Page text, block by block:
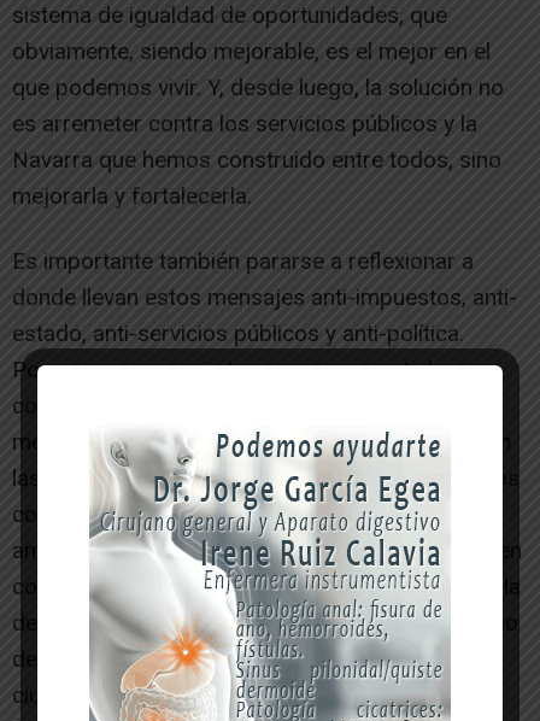
sistema de igualdad de oportunidades, que
obviamente, siendo mejorable, es el mejor en el
que podemos vivir. Y, desde luego, la solución no
es arremeter contra los servicios públicos y la
Navarra que hemos construido entre todos, sino
mejorarla y fortalecerla.
Es importante también pararse a reflexionar a
donde llevan estos mensajes anti-impuestos, anti-
estado, anti-servicios públicos y anti-política.
Porque es necesario tener muy presente las
consecuencias que ha tenido el triunfo de estos
mensajes en otros lugares donde ahora se echan
las manos a la cabeza. Milei recordando derechos
con motosierra, Trump y su predicamento
antisistema, discursos que también se reproducen
constantemente en Navarra. Desgraciadamente, la
democracia está en crisis en todo el mundo, y uno
de los motivos es que intentan hacer creer al
ciudadano que la administración pública es un